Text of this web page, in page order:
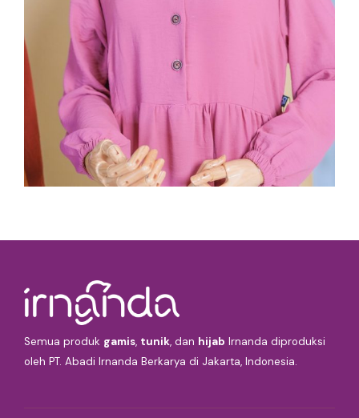
Semua produk gamis, tunik, dan hijab Irnanda diproduksi
oleh PT. Abadi Irnanda Berkarya di Jakarta, Indonesia.